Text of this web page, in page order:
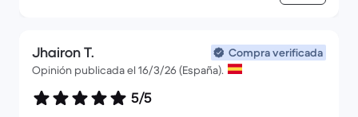
Jhairon T.
Compra verificada
Opinión publicada el 16/3/26 (España).
5/5